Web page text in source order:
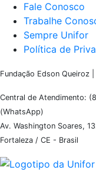
Fale Conosco
Trabalhe
Sempre Unifor
Política de
Fundação Edson Queiroz
Central de Atendimento:
(WhatsApp)
Av. Washington Soares,
Fortaleza / CE - Brasil